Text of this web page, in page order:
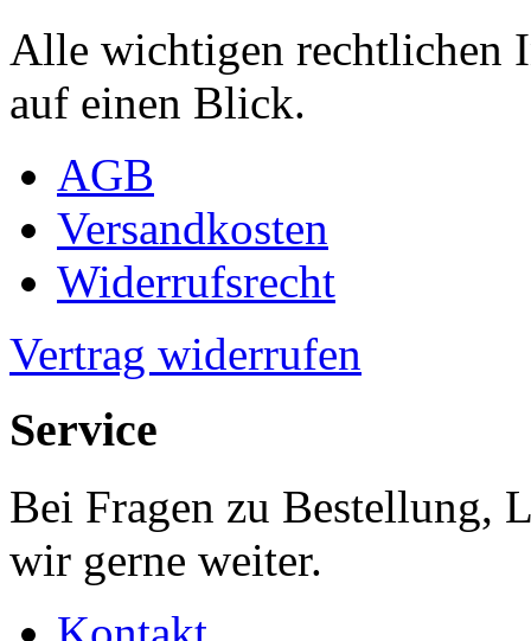
Alle wichtigen rechtlichen
auf einen Blick.
AGB
Versandkosten
Widerrufsrecht
Vertrag widerrufen
Service
Bei Fragen zu Bestellung,
wir gerne weiter.